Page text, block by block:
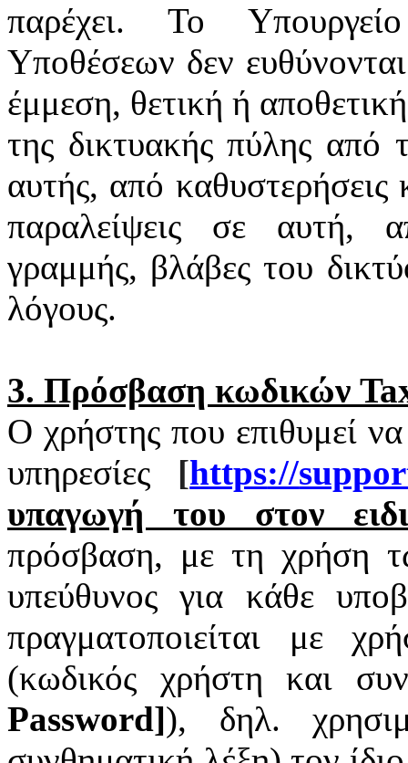
παρέχει. Το
Υποθέσεων δεν
έμμεση, θετική ή
της δικτυακής πύλης
αυτής, από
παραλείψεις σε αυτή,
γραμμής, βλάβες του
λόγους.
3. Πρόσβαση κωδικών
Ο χρήστης που επιθυμεί να
υπηρεσίες [https://
υπαγωγή του στον
πρόσβαση, με τη χρήση
υπεύθυνος για κάθε
πραγματοποιείται με
(κωδικός χρήστη και
Password]), δηλ.